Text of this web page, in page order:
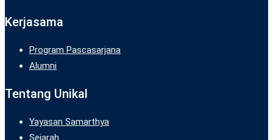
Kerjasama
Program Pascasarjana
Alumni
Tentang Unikal
Yayasan Samarthya
Sejarah